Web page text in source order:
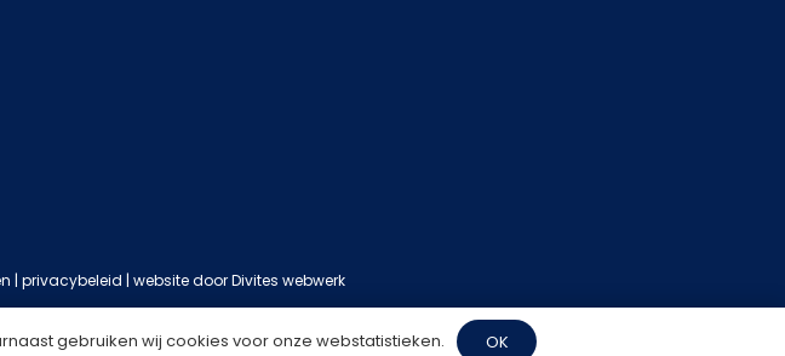
| privacybeleid | website doorDivites webwerk
gebruiken wij cookies voor onze webstatistieken. OK